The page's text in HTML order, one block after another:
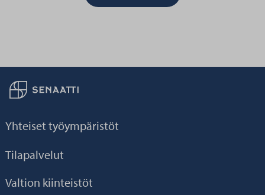
Palaa taikaisin etusivulle
Yhteiset työympäristöt
Tilapalvelut
Valtion kiinteistöt